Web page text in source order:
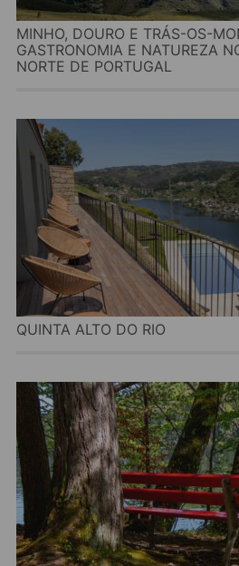
MINHO, DOURO E TRÁS-OS-
GASTRONOMIA E NATUREZA
NORTE DE PORTUGAL
QUINTA ALTO DO RIO